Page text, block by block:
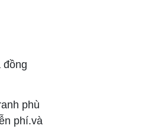
đồng
phù
phí.và